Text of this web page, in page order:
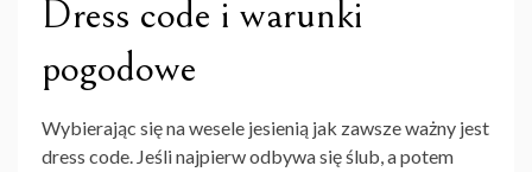
Dress code i warunki
pogodowe
Wybierając się na wesele jesienią jak zawsze ważny jest
dress code. Jeśli najpierw odbywa się ślub, a potem